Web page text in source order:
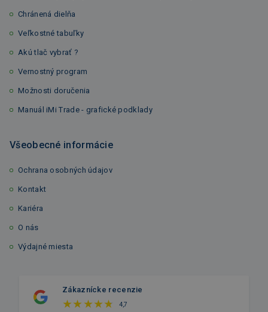
Chránená dielňa
Veľkostné tabuľky
Akú tlač vybrať ?
Vernostný program
Možnosti doručenia
Manuál iMi Trade - grafické podklady
Všeobecné informácie
Ochrana osobných údajov
Kontakt
Kariéra
O nás
Výdajné miesta
Zákaznícke recenzie
4,7